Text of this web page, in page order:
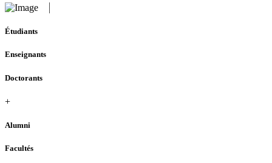
Étudiants
Enseignants
Doctorants
+
Alumni
Facultés